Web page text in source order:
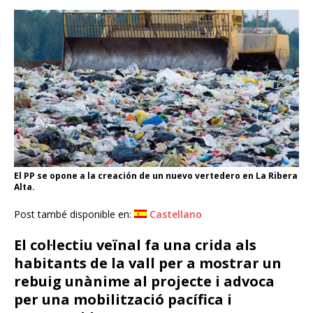
El PP se opone a la creación de un nuevo vertedero en La Ribera
Alta.
Post també disponible en: Castellano
El col·lectiu veïnal fa una crida als
habitants de la vall per a mostrar un
rebuig unànime al projecte i advoca
per una mobilització pacífica i